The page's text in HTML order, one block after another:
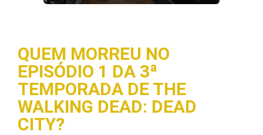
QUEM MORREU NO
EPISÓDIO 1 DA 3ª
TEMPORADA DE THE
WALKING DEAD: DEAD
CITY?